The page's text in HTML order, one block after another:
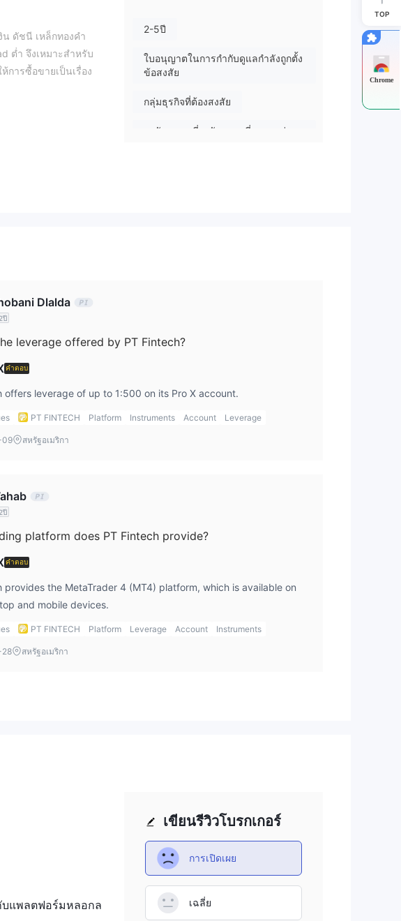
น ดัชนี เหล็กทองคำ
ต่ำ จึงเหมาะสำหรับ
การซื้อขายเป็นเรื่อง
2-5ปี
ใบอนุญาตในการกำกับดูแลกำลังถูกตั้ง
ข้อสงสัย
กลุ่มธุรกิจที่ต้องสงสัย
ระวังความเสี่ยงอันตรายที่อาจจะซ่อน
Dlalda
ปี
leverage offered by PT Fintech?
คำตอบ
offers leverage of up to 1:500 on its Pro X account.
PT FINTECH Platform Instruments Account Leverage
09 สหรัฐอเมริกา
ปี
platform does PT Fintech provide?
คำตอบ
provides the MetaTrader 4 (MT4) platform, which is available on
and mobile devices.
PT FINTECH Platform Leverage Account Instruments
สหรัฐอเมริกา
แพลตฟอร์มหลอกล
เขียนรีวิวโบรกเกอร์
การเปิดเผย
เฉลี่ย
TOP
Chrome